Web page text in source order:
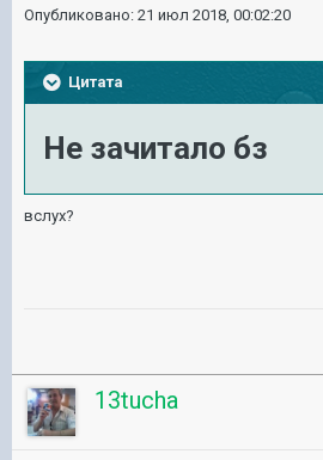
Опубликовано: 21 июл 2018, 00:02:20
Цитата
Не зачитало бз
вслух?
13tucha